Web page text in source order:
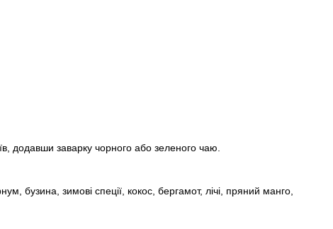
додавши заварку чорного або зеленого чаю.
бузина, зимові спеції, кокос, бергамот, лічі, пряний манго,